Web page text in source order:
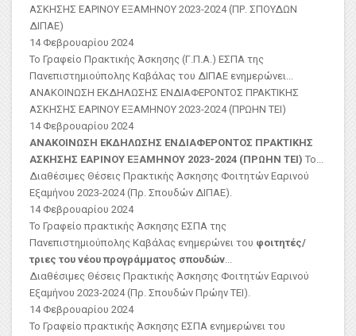
ΑΣKΗΣΗΣ ΕΑΡΙΝΟΥ ΕΞΑΜΗΝΟΥ 2023-2024 (ΠΡ. ΣΠΟΥΔΩΝ
ΔΙΠΑΕ)
14 Φεβρουαρίου 2024
Το Γραφείο Πρακτικής Άσκησης (Γ.Π.Α.) ΕΣΠΑ της
Πανεπιστημιούπολης Καβάλας του ΔΙΠΑΕ ενημερώνει...
ΑΝΑΚΟΙΝΩΣΗ ΕΚΔΗΛΩΣΗΣ ΕΝΔΙΑΦΕΡΟΝΤΟΣ ΠΡΑΚΤΙΚΗΣ
ΑΣΚΗΣΗΣ ΕΑΡΙΝΟΥ ΕΞΑΜΗΝΟΥ 2023-2024 (ΠΡΩΗΝ ΤΕΙ)
14 Φεβρουαρίου 2024
ΑΝΑΚΟΙΝΩΣΗ ΕΚΔΗΛΩΣΗΣ ΕΝΔΙΑΦΕΡΟΝΤΟΣ ΠΡΑΚΤΙΚΗΣ
ΑΣΚΗΣΗΣ ΕΑΡΙΝΟΥ ΕΞΑΜΗΝΟΥ 2023-2024 (ΠΡΩΗΝ ΤΕΙ) Το...
Διαθέσιμες Θέσεις Πρακτικής Άσκησης Φοιτητών Εαρινού
Εξαμήνου 2023-2024 (Πρ. Σπουδών ΔΙΠΑΕ).
14 Φεβρουαρίου 2024
Το Γραφείο πρακτικής Άσκησης ΕΣΠΑ της
Πανεπιστημιούπολης Καβάλας ενημερώνει του φοιτητές/
τριες του νέου προγράμματος σπουδών...
Διαθέσιμες Θέσεις Πρακτικής Άσκησης Φοιτητών Εαρινού
Εξαμήνου 2023-2024 (Πρ. Σπουδών Πρώην ΤΕΙ).
14 Φεβρουαρίου 2024
Το Γραφείο πρακτικής Άσκησης ΕΣΠΑ ενημερώνει του